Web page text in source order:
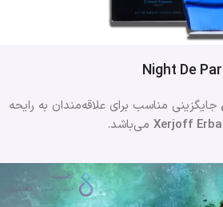
Night De
جایگزینی مناسب برای علاقه‌مندان به رایحه
می‌باشد.